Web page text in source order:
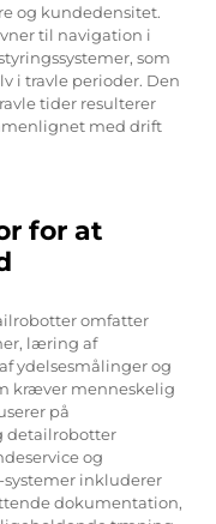
og kundedensitet.
til navigation i
som
i travle perioder. Den
tider resulterer
med drift
for at
omfatter
læring af
ydelsesmålinger og
kræver menneskelig
på
detailrobotter
og
inkluderer
dokumentation,